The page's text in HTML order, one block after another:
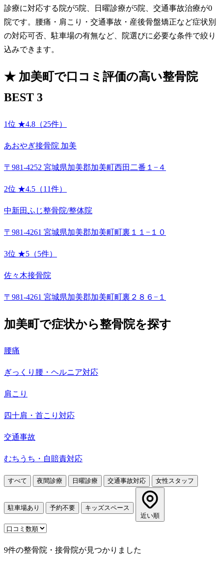
診療に対応する院が5院、日曜診療が5院、交通事故治療が0
院です。腰痛・肩こり・交通事故・産後骨盤矯正など症状別
の対応可否、駐車場の有無など、院選びに必要な条件で絞り
込みできます。
★加美町で口コミ評価の高い整骨院
BEST 3
1位 ★4.8（25件）
あおやぎ接骨院 加美
〒981-4252 宮城県加美郡加美町西田二番１−４
2位 ★4.5（11件）
中新田ふじ整骨院/整体院
〒981-4261 宮城県加美郡加美町町裏１１−１０
3位 ★5（5件）
佐々木接骨院
〒981-4261 宮城県加美郡加美町町裏２８６−１
加美町で症状から整骨院を探す
腰痛
ぎっくり腰・ヘルニア対応
肩こり
四十肩・首こり対応
交通事故
むちうち・自賠責対応
すべて 夜間診療 日曜診療 交通事故対応 女性スタッフ
駐車場あり 予約不要
キッズスペース
近い順
9件の整骨院・接骨院が見つかりました